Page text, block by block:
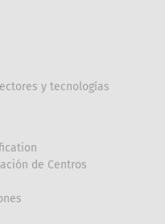
y tecnologías
de Centros